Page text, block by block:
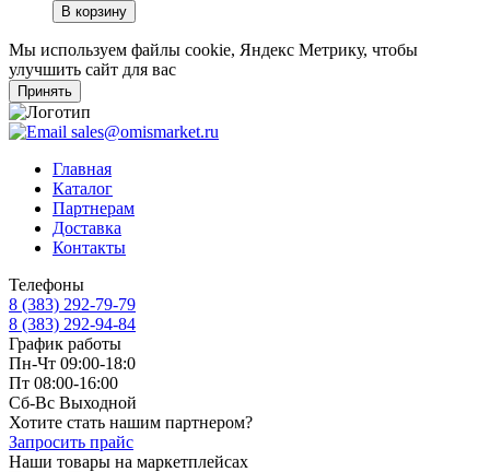
В корзину
Мы используем файлы cookie, Яндекс Метрику, чтобы
улучшить сайт для вас
Принять
sales@omismarket.ru
Главная
Каталог
Партнерам
Доставка
Контакты
Телефоны
8 (383) 292-79-79
8 (383) 292-94-84
График работы
Пн-Чт 09:00-18:0
Пт 08:00-16:00
Сб-Вс Выходной
Хотите стать нашим партнером?
Запросить прайс
Наши товары на маркетплейсах